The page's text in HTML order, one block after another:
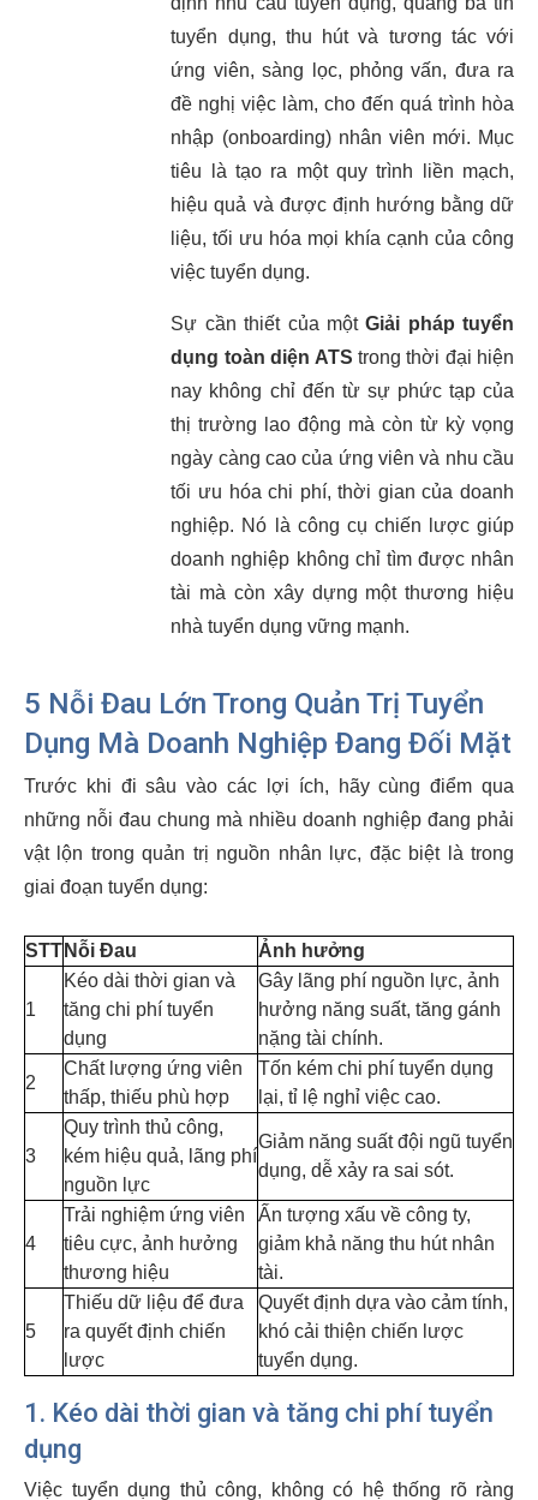
tuyển dụng, thu hút và tương tác với
ứng viên, sàng lọc, phỏng vấn, đưa ra
đề nghị việc làm, cho đến quá trình hòa
nhập (onboarding) nhân viên mới. Mục
tiêu là tạo ra một quy trình liền mạch,
hiệu quả và được định hướng bằng dữ
liệu, tối ưu hóa mọi khía cạnh của công
việc tuyển dụng.
Sự cần thiết của mộtGiải pháp tuyển
dụng toàn diện ATS trong thời đại hiện
nay không chỉ đến từ sự phức tạp của
thị trường lao động mà còn từ kỳ vọng
ngày càng cao của ứng viên và nhu cầu
tối ưu hóa chi phí, thời gian của doanh
nghiệp. Nó là công cụ chiến lược giúp
doanh nghiệp không chỉ tìm được nhân
tài mà còn xây dựng một thương hiệu
nhà tuyển dụng vững mạnh.
5 Nỗi Đau Lớn Trong Quản Trị Tuyển
Dụng Mà Doanh Nghiệp Đang Đối Mặt
Trước khi đi sâu vào các lợi ích, hãy cùng điểm qua
những nỗi đau chung mà nhiều doanh nghiệp đang phải
vật lộn trong quản trị nguồn nhân lực, đặc biệt là trong
giai đoạn tuyển dụng:
STT Nỗi Đau Ảnh hưởng
1
Kéo dài thời gian và
tăng chi phí tuyển
dụng
Gây lãng phí nguồn lực, ảnh
hưởng năng suất, tăng gánh
nặng tài chính.
2
Chất lượng ứng viên
thấp, thiếu phù hợp
Tốn kém chi phí tuyển dụng
lại, tỉ lệ nghỉ việc cao.
3
Quy trình thủ công,
kém hiệu quả, lãng phí
nguồn lực
Giảm năng suất đội ngũ tuyển
dụng, dễ xảy ra sai sót.
4
Trải nghiệm ứng viên
tiêu cực, ảnh hưởng
thương hiệu
Ấn tượng xấu về công ty,
giảm khả năng thu hút nhân
tài.
5
Thiếu dữ liệu để đưa
ra quyết định chiến
lược
Quyết định dựa vào cảm tính,
khó cải thiện chiến lược
tuyển dụng.
1. Kéo dài thời gian và tăng chi phí tuyển
dụng
Việc tuyển dụng thủ công, không có hệ thống rõ ràng